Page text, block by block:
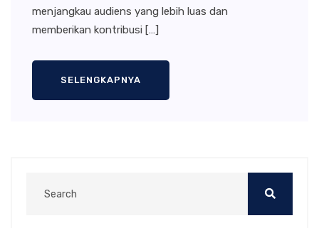
menjangkau audiens yang lebih luas dan
memberikan kontribusi […]
SELENGKAPNYA